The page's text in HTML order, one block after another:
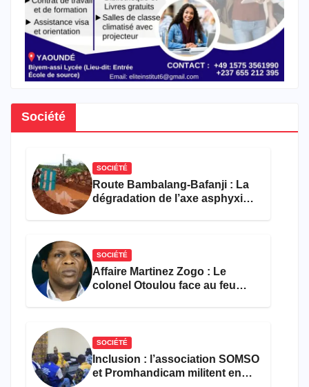
Société
SOCIÉTÉ
Route Bambalang-Bafanji : La
dégradation de l’axe asphyxie
SOCIÉTÉ
Affaire Martinez Zogo : Le
colonel Otoulou face au feu
SOCIÉTÉ
Inclusion : l’association SOMSO
et Promhandicam militent en